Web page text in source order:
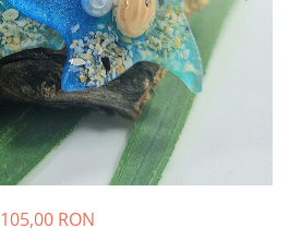
105,00 RON